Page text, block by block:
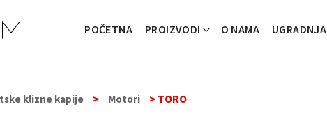
POČETNA PROIZVODI O NAMA UGRADNJA
klizne kapije > Motori > TORO